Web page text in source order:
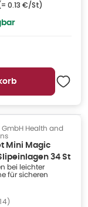
0.13 €/St)
GmbH Health and
Mini Magic
34 St
bei leichter
für sicheren
14)